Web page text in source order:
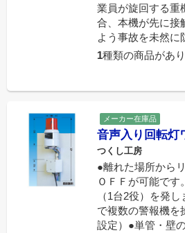
業員が旋回する重
合、本機が先に接
よう事故を未然に
1種類の商品があ
メーカー在庫品
音声入り回転灯
つくし工房
●離れた場所から
ＯＦＦが可能です
（1台2役）を発
で複数の警報機を
設定）●単管・壁